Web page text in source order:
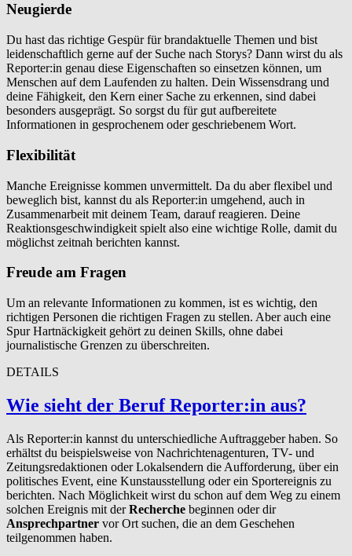
Neugierde
Du hast das richtige Gespür für brandaktuelle Themen und bist
leidenschaftlich gerne auf der Suche nach Storys? Dann wirst du als
Reporter:in genau diese Eigenschaften so einsetzen können, um
Menschen auf dem Laufenden zu halten. Dein Wissensdrang und
deine Fähigkeit, den Kern einer Sache zu erkennen, sind dabei
besonders ausgeprägt. So sorgst du für gut aufbereitete
Informationen in gesprochenem oder geschriebenem Wort.
Flexibilität
Manche Ereignisse kommen unvermittelt. Da du aber flexibel und
beweglich bist, kannst du als Reporter:in umgehend, auch in
Zusammenarbeit mit deinem Team, darauf reagieren. Deine
Reaktionsgeschwindigkeit spielt also eine wichtige Rolle, damit du
möglichst zeitnah berichten kannst.
Freude am Fragen
Um an relevante Informationen zu kommen, ist es wichtig, den
richtigen Personen die richtigen Fragen zu stellen. Aber auch eine
Spur Hartnäckigkeit gehört zu deinen Skills, ohne dabei
journalistische Grenzen zu überschreiten.
DETAILS
Wie sieht der Beruf Reporter:in aus?
Als Reporter:in kannst du unterschiedliche Auftraggeber haben. So
erhältst du beispielsweise von Nachrichtenagenturen, TV- und
Zeitungsredaktionen oder Lokalsendern die Aufforderung, über ein
politisches Event, eine Kunstausstellung oder ein Sportereignis zu
berichten. Nach Möglichkeit wirst du schon auf dem Weg zu einem
solchen Ereignis mit derRecherche beginnen oder dir
Ansprechpartner vor Ort suchen, die an dem Geschehen
teilgenommen haben.